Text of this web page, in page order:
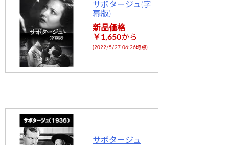
サボタージュ(字
幕版)
新品価格
￥1,650から
(2022/5/27 06:26時点)
サボタージュ